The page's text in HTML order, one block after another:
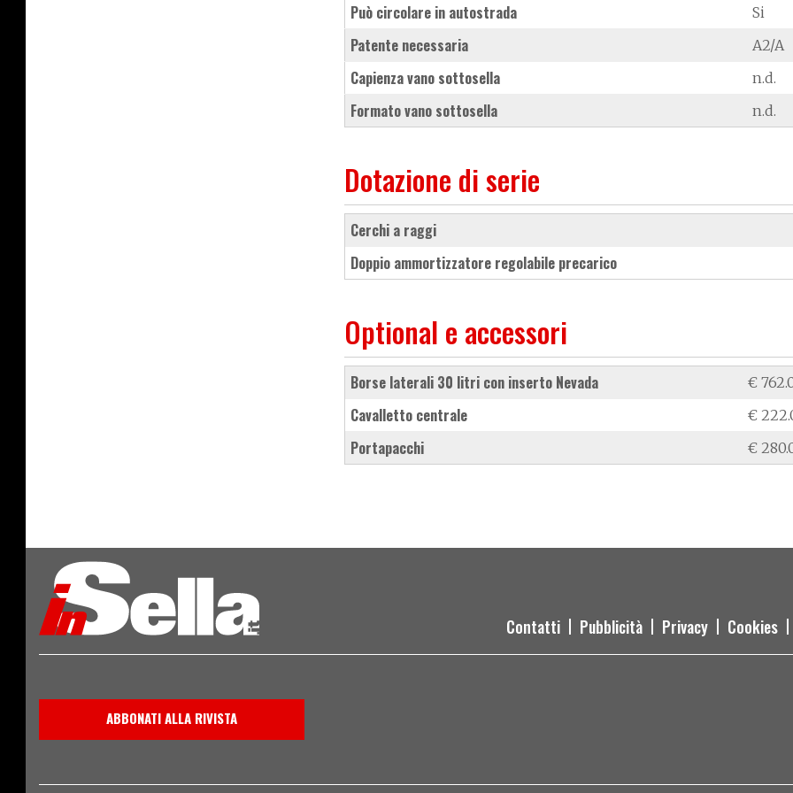
Può circolare in autostrada Si
Patente necessaria A2/A
Capienza vano sottosella n.d.
Formato vano sottosella n.d.
Dotazione di serie
cerchi a raggi
doppio ammortizzatore regolabile precarico
Optional e accessori
borse laterali 30 litri con inserto Nevada €
cavalletto centrale €
portapacchi €
Contatti Pubblicità Privacy Cookies
ABBONATI ALLA RIVISTA